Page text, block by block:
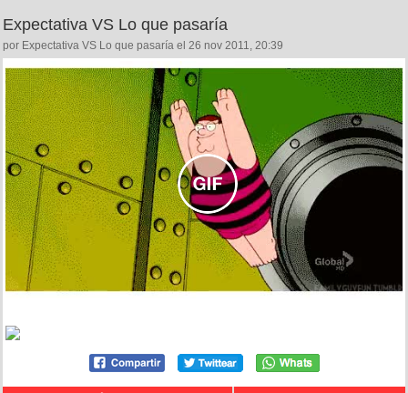
Expectativa VS Lo que pasaría
por Expectativa VS Lo que pasaría el 26 nov 2011, 20:39